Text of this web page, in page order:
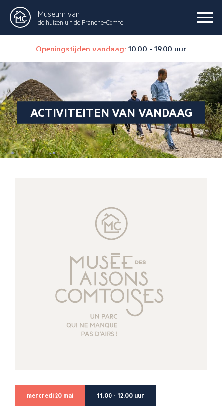
Museum van
de huizen uit de Franche-Comté
Openingstijden vandaag: 10.00 - 19.00 uur
ACTIVITEITEN VAN VANDAAG
mercredi 20 mai 11.00 - 12.00 uur